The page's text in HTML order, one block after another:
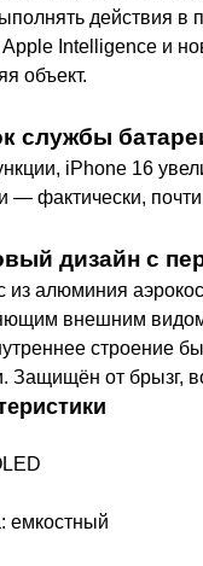
действия в
Apple Intelligence и
объект.
службы
iPhone 16
— фактически, почти
дизайн с
из алюминия
внешним
строение
Защищён от брызг,
емкостный